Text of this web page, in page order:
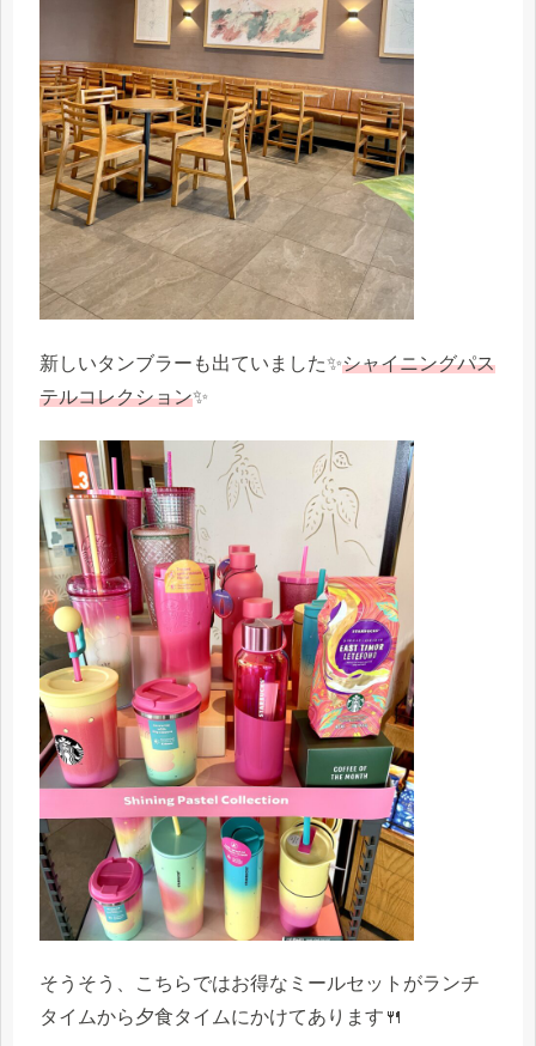
新しいタンブラーも出ていました✨シャイニングパス
テルコレクション✨
そうそう、こちらではお得なミールセットがランチ
タイムから夕食タイムにかけてあります🍴